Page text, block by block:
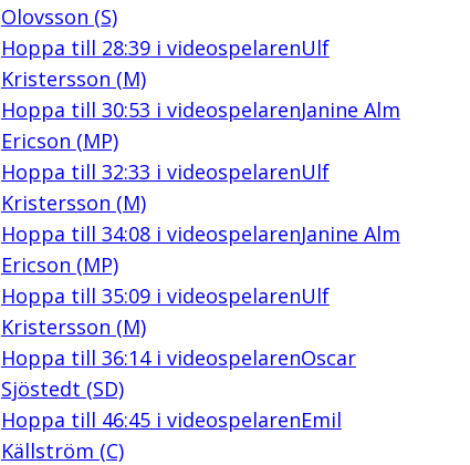
Olovsson (S)
Hoppa till 28:39i videospelarenUlf
Kristersson (M)
Hoppa till 30:53 i videospelarenJanine Alm
Ericson (MP)
Hoppa till 32:33 i videospelarenUlf
Kristersson (M)
Hoppa till 34:08i videospelarenJanine Alm
Ericson (MP)
Hoppa till 35:09i videospelarenUlf
Kristersson (M)
Hoppa till 36:14i videospelarenOscar
Sjöstedt (SD)
Hoppa till 46:45i videospelarenEmil
Källström (C)